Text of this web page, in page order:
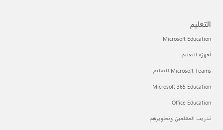
التعليم
Microsoft Education
أجهزة التعليم
Microsoft Teams للتعليم
Microsoft 365 Education
Office Education
تدريب المعلمين وتطويرهم